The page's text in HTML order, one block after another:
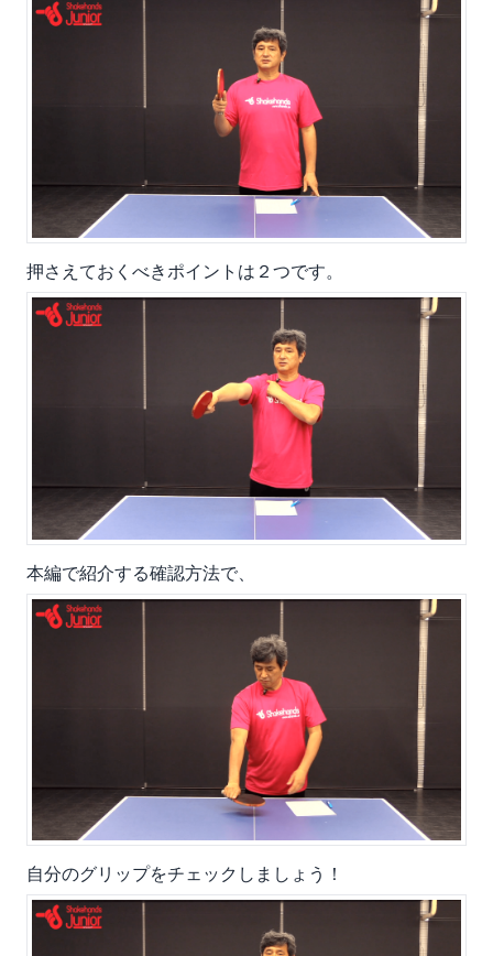
押さえておくべきポイントは２つです。
本編で紹介する確認方法で、
自分のグリップをチェックしましょう！